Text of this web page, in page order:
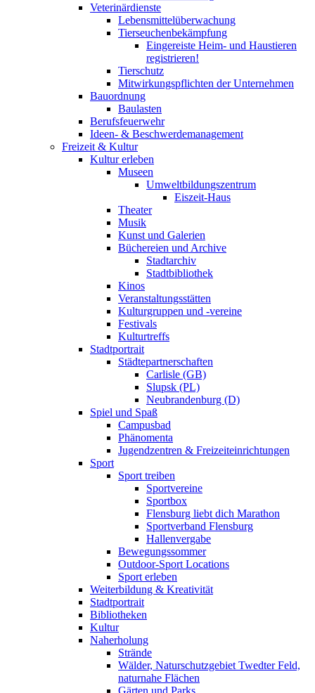
Veterinärdienste
Lebensmittelüberwachung
Tierseuchenbekämpfung
Eingereiste Heim- und Haustieren
registrieren!
Tierschutz
Mitwirkungspflichten der Unternehmen
Bauordnung
Baulasten
Berufsfeuerwehr
Ideen- & Beschwerdemanagement
Freizeit & Kultur
Kultur erleben
Museen
Umweltbildungszentrum
Eiszeit-Haus
Theater
Musik
Kunst und Galerien
Büchereien und Archive
Stadtarchiv
Stadtbibliothek
Kinos
Veranstaltungsstätten
Kulturgruppen und -vereine
Festivals
Kulturtreffs
Stadtportrait
Städtepartnerschaften
Carlisle (GB)
Slupsk (PL)
Neubrandenburg (D)
Spiel und Spaß
Campusbad
Phänomenta
Jugendzentren & Freizeiteinrichtungen
Sport
Sport treiben
Sportvereine
Sportbox
Flensburg liebt dich Marathon
Sportverband Flensburg
Hallenvergabe
Bewegungssommer
Outdoor-Sport Locations
Sport erleben
Weiterbildung & Kreativität
Stadtportrait
Bibliotheken
Kultur
Naherholung
Strände
Wälder, Naturschutzgebiet Twedter Feld,
naturnahe Flächen
Gärten und Parks